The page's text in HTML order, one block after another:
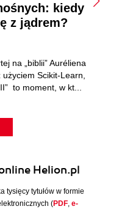
kiedy
z jądrem?
na „biblii” Auréliena
Scikit-Learn,
to moment, w kt...
Helion.pl
tysięcy tytułów w formie
(PDF, e-